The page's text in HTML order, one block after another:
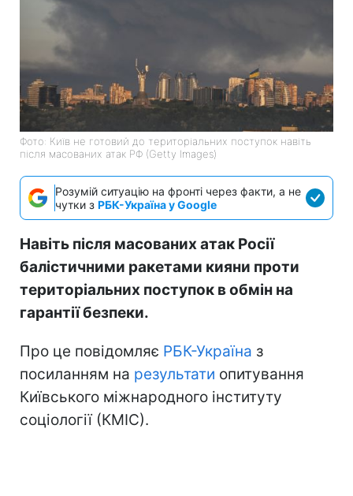
Фото: Київ не готовий до територіальних поступок навіть
після масованих атак РФ (Getty Images)
Розумій ситуацію на фронті через факти, а не
чутки з РБК-Україна у Google
Навіть після масованих атак Росії
балістичними ракетами кияни проти
територіальних поступок в обмін на
гарантії безпеки.
Про це повідомляє РБК-Україна з
посиланням на результати опитування
Київського міжнародного інституту
соціології (КМІС).